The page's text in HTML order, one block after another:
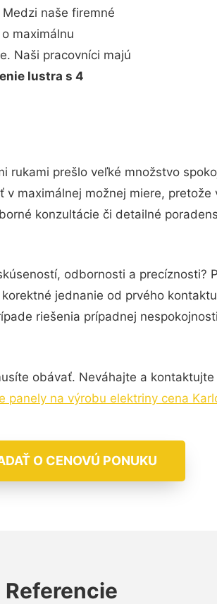
naše firemné
maximálnu
Naši pracovníci majú
lustra s 4
rukami prešlo veľké množstvo
maximálnej možnej miere,
konzultácie či detailné
odbornosti a precíznosti?
jednanie od prvého
riešenia prípadnej
obávať. Neváhajte a
panely na výrobu elektriny cena
O CENOVÚ PONUKU
Referencie